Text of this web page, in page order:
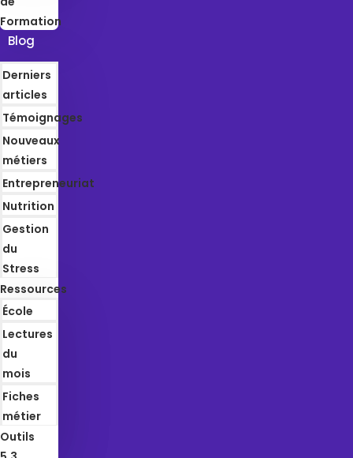
Formation
Blog
Derniers
articles
Témoignages
Nouveaux
métiers
Entrepreneuriat
Nutrition
Gestion
du
Stress
Ressources
École
Lectures
du
mois
Fiches
métier
Outils